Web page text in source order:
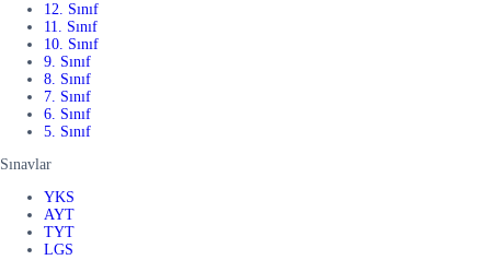
12. Sınıf
11. Sınıf
10. Sınıf
9. Sınıf
8. Sınıf
7. Sınıf
6. Sınıf
5. Sınıf
Sınavlar
YKS
AYT
TYT
LGS